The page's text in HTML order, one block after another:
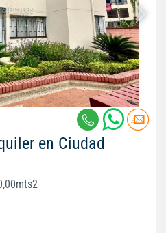
en Ciudad